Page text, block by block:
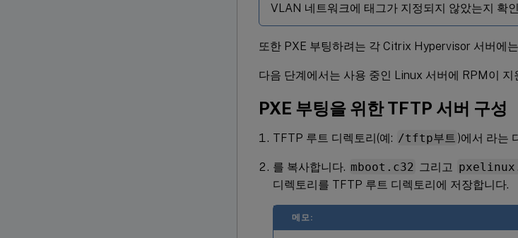
VLAN 네트워크에 태그가 지정되지 않았는지 확
또한 PXE 부팅하려는 각 Citrix Hypervisor 서버에
다음 단계에서는 사용 중인 Linux 서버에 RPM이 지
PXE 부팅을 위한 TFTP 서버 구성
TFTP 루트 디렉토리(예: /tftp부트 )에서 라는
를 복사합니다. mboot.c32 그리고
디렉토리를 TFTP 루트 디렉토리에 저장합니다.
메모: